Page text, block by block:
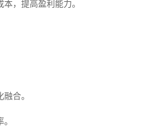
，提高盈利能力。
合。